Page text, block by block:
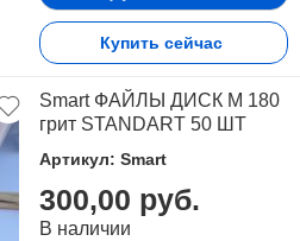
Купить сейчас
Smart ФАЙЛЫ ДИСК М 180
грит STANDART 50 ШТ
Артикул: Smart
300,00 руб.
В наличии